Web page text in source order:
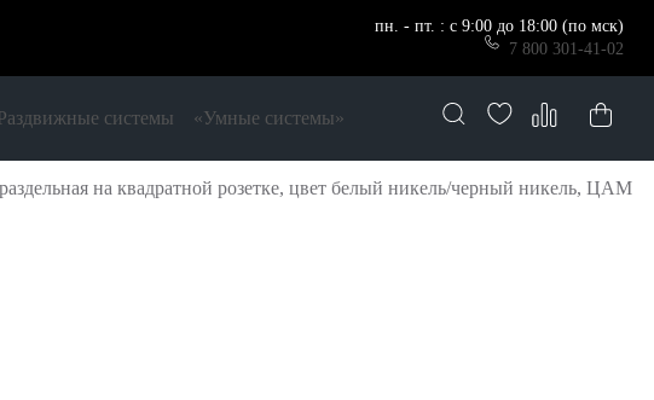
пн. - пт. : с 9:00 до 18:00 (по мск)
7 800 301-41-02
системы «Умные системы»
на квадратной розетке, цвет белый никель/черный никель, ЦАМ